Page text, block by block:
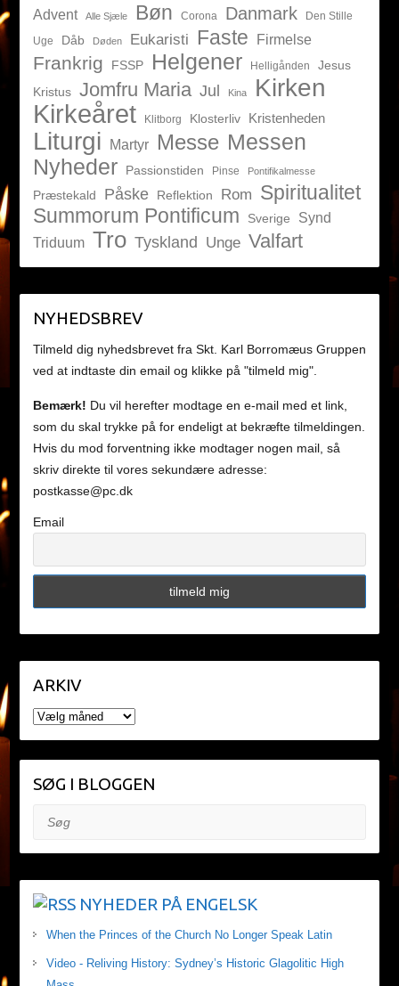
Advent Alle Sjæle Bøn Corona Danmark
Den Stille
Uge
Dåb Døden Eukaristi Faste Firmelse
Frankrig FSSP Helgener Helligånden
Jesus
Kristus Jomfru Maria Jul Kina Kirken
Kirkeåret Klitborg Klosterliv Kristenheden
Liturgi Martyr Messe Messen
Nyheder
Passionstiden Pinse Pontifikalmesse
Præstekald Påske Reflektion Rom Spiritualitet
Summorum Pontificum Sverige
Synd
Triduum Tro Tyskland Unge Valfart
NYHEDSBREV
Tilmeld dig nyhedsbrevet fra Skt. Karl Borromæus Gruppen
ved at indtaste din email og klikke på "tilmeld mig".
Bemærk! Du vil herefter modtage en e-mail med et link,
som du skal trykke på for endeligt at bekræfte tilmeldingen.
Hvis du mod forventning ikke modtager nogen mail, så
skriv direkte til vores sekundære adresse:
postkasse@pc.dk
Email
ARKIV
ARKIV
SØG I BLOGGEN
Søg
NYHEDER PÅ ENGELSK
When the Princes of the Church No Longer Speak Latin
Video - Reliving History: Sydney’s Historic Glagolitic High